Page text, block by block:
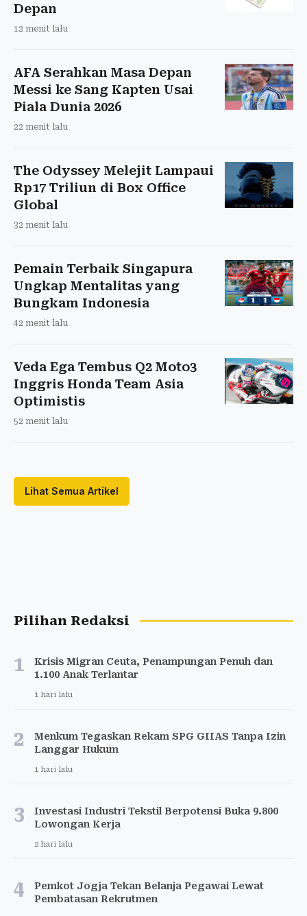
Depan
12 menit lalu
AFA Serahkan Masa Depan
Messi ke Sang Kapten Usai
Piala Dunia 2026
22 menit lalu
The Odyssey Melejit Lampaui
Rp17 Triliun di Box Office
Global
32 menit lalu
Pemain Terbaik Singapura
Ungkap Mentalitas yang
Bungkam Indonesia
42 menit lalu
Veda Ega Tembus Q2 Moto3
Inggris Honda Team Asia
Optimistis
52 menit lalu
Lihat Semua Artikel
Pilihan Redaksi
1
Krisis Migran Ceuta, Penampungan Penuh dan
1.100 Anak Terlantar
1 hari lalu
2
Menkum Tegaskan Rekam SPG GIIAS Tanpa Izin
Langgar Hukum
1 hari lalu
3
Investasi Industri Tekstil Berpotensi Buka 9.800
Lowongan Kerja
2 hari lalu
4
Pemkot Jogja Tekan Belanja Pegawai Lewat
Pembatasan Rekrutmen